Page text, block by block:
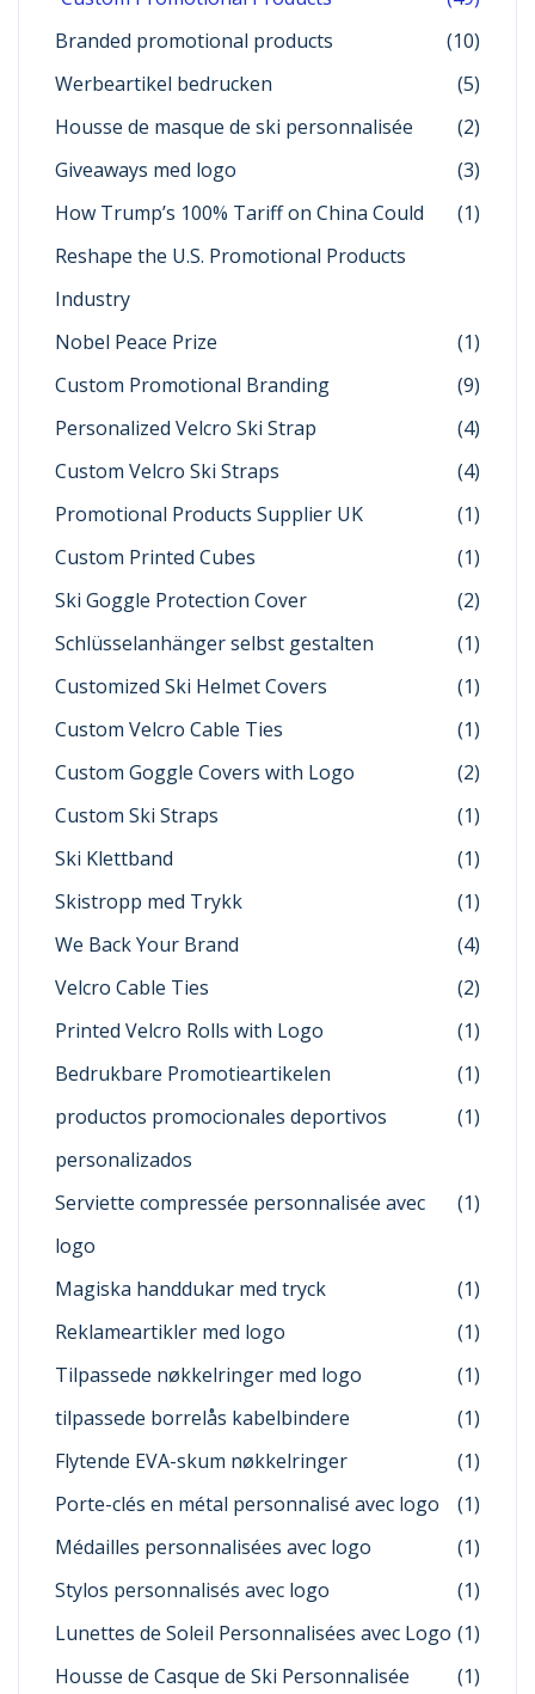
Branded promotional products
(10)
Werbeartikel bedrucken
(5)
Housse de masque de ski personnalisée
(2)
Giveaways med logo
(3)
How Trump’s 100% Tariff on China Could
Reshape the U.S. Promotional Products
Industry
(1)
Nobel Peace Prize
(1)
Custom Promotional Branding
(9)
Personalized Velcro Ski Strap
(4)
Custom Velcro Ski Straps
(4)
Promotional Products Supplier UK
(1)
Custom Printed Cubes
(1)
Ski Goggle Protection Cover
(2)
Schlüsselanhänger selbst gestalten
(1)
Customized Ski Helmet Covers
(1)
Custom Velcro Cable Ties
(1)
Custom Goggle Covers with Logo
(2)
Custom Ski Straps
(1)
Ski Klettband
(1)
Skistropp med Trykk
(1)
We Back Your Brand
(4)
Velcro Cable Ties
(2)
Printed Velcro Rolls with Logo
(1)
Bedrukbare Promotieartikelen
(1)
productos promocionales deportivos
personalizados
(1)
Serviette compressée personnalisée avec
logo
(1)
Magiska handdukar med tryck
(1)
Reklameartikler med logo
(1)
Tilpassede nøkkelringer med logo
(1)
tilpassede borrelås kabelbindere
(1)
Flytende EVA-skum nøkkelringer
(1)
Porte-clés en métal personnalisé avec logo
(1)
Médailles personnalisées avec logo
(1)
Stylos personnalisés avec logo
(1)
Lunettes de Soleil Personnalisées avec Logo (1)
Housse de Casque de Ski Personnalisée
(1)